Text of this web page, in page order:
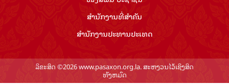
ສຳ​ນັກ​ງານ​ທີ່​ສຳ​ຄັນ
ສຳ​ນັກ​ງານ​ປະ​ທານ​ປະ​ເທດ
ລິຂະສິດ ©2026 www.pasaxon.org.la. ສະຫງວນໄວ້ເຊິງສິດ
ທັງຫມົດ